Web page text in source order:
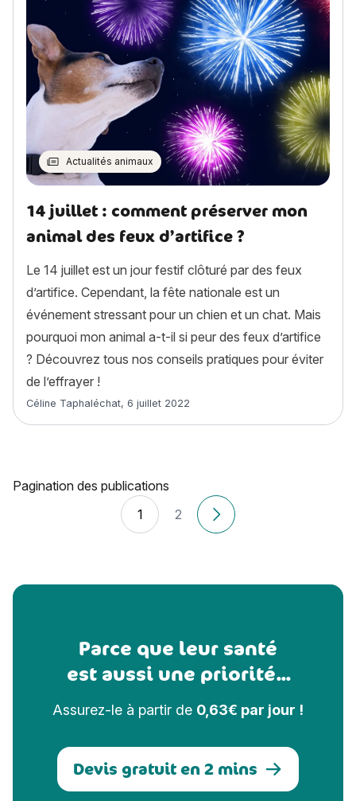
Actualités animaux
14 juillet : comment préserver mon
animal des feux d’artifice ?
Le 14 juillet est un jour festif clôturé par des feux
d’artifice. Cependant, la fête nationale est un
événement stressant pour un chien et un chat. Mais
pourquoi mon animal a-t-il si peur des feux d’artifice
? Découvrez tous nos conseils pratiques pour éviter
de l’effrayer !
Article rédigé par
Céline Taphaléchat, 6 juillet 2022
Pagination des publications
1
2
Anciens articles
Parce que leur santé
est aussi une priorité...
Assurez-le à partir de 0,63€ par jour !
Devis gratuit en 2 mins